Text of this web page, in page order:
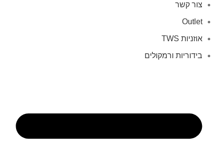
צור קשר
Outlet
אוזניות TWS
בידוריות ורמקולים